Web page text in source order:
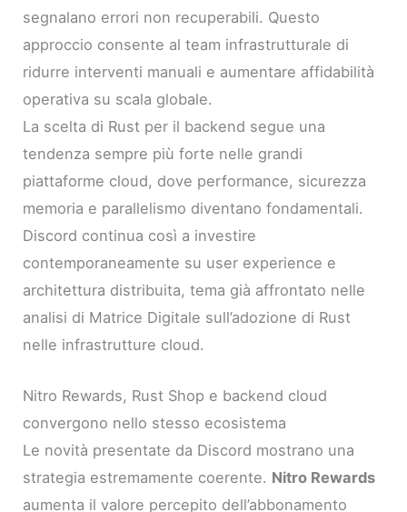
segnalano errori non recuperabili. Questo
approccio consente al team infrastrutturale di
ridurre interventi manuali e aumentare affidabilità
operativa su scala globale.
La scelta di Rust per il backend segue una
tendenza sempre più forte nelle grandi
piattaforme cloud, dove performance, sicurezza
memoria e parallelismo diventano fondamentali.
Discord continua così a investire
contemporaneamente su user experience e
architettura distribuita, tema già affrontato nelle
analisi di Matrice Digitale sull’adozione di Rust
nelle infrastrutture cloud.
Nitro Rewards, Rust Shop e backend cloud
convergono nello stesso ecosistema
Le novità presentate da Discord mostrano una
strategia estremamente coerente. Nitro Rewards
aumenta il valore percepito dell’abbonamento